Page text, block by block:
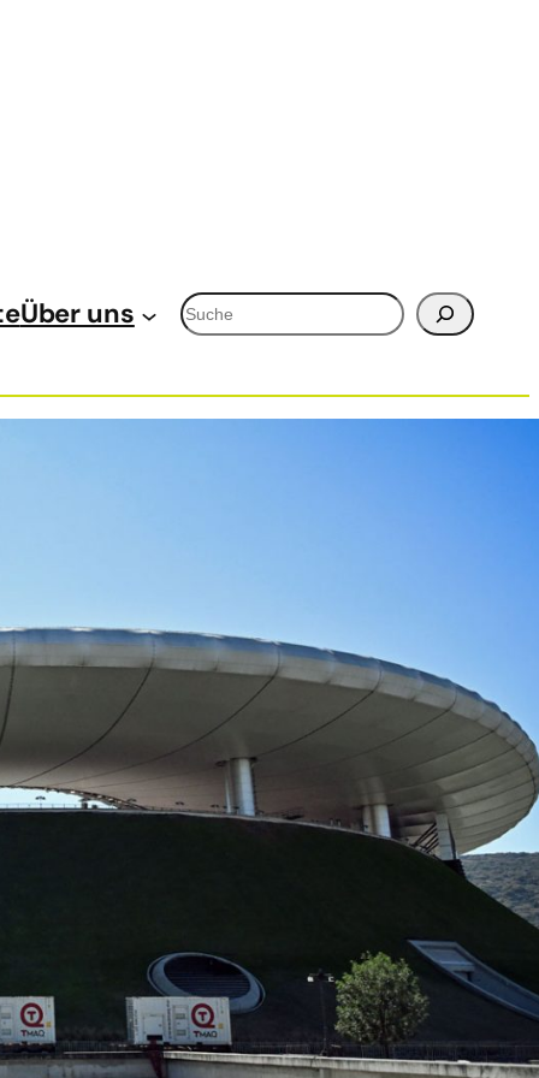
Über uns Suchen